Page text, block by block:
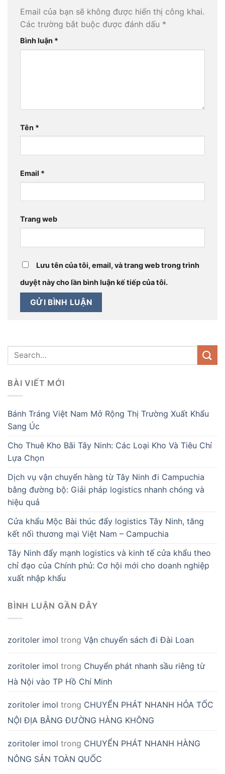
Email của bạn sẽ không được hiển thị công khai.
Các trường bắt buộc được đánh dấu *
Bình luận *
Tên *
Email *
Trang web
Lưu tên của tôi, email, và trang web trong trình
duyệt này cho lần bình luận kế tiếp của tôi.
BÀI VIẾT MỚI
Bánh Tráng Việt Nam Mở Rộng Thị Trường Xuất Khẩu
Sang Úc
Cho Thuê Kho Bãi Tây Ninh: Các Loại Kho Và Tiêu Chí
Lựa Chọn
Dịch vụ vận chuyển hàng từ Tây Ninh đi Campuchia
bằng đường bộ: Giải pháp logistics nhanh chóng và
hiệu quả
Cửa khẩu Mộc Bài thúc đẩy logistics Tây Ninh, tăng
kết nối thương mại Việt Nam – Campuchia
Tây Ninh đẩy mạnh logistics và kinh tế cửa khẩu theo
chỉ đạo của Chính phủ: Cơ hội mới cho doanh nghiệp
xuất nhập khẩu
BÌNH LUẬN GẦN ĐÂY
zoritoler imol trong Vận chuyển sách đi Đài Loan
zoritoler imol trong Chuyển phát nhanh sầu riêng từ
Hà Nội vào TP Hồ Chí Minh
zoritoler imol trong CHUYỂN PHÁT NHANH HỎA TỐC
NỘI ĐỊA BẰNG ĐƯỜNG HÀNG KHÔNG
zoritoler imol trong CHUYỂN PHÁT NHANH HÀNG
NÔNG SẢN TOÀN QUỐC